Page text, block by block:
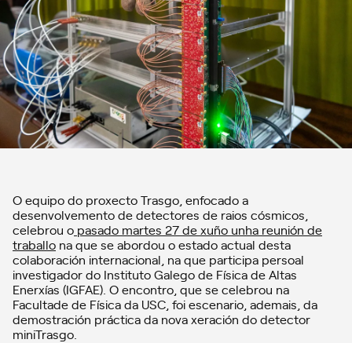
O equipo do proxecto Trasgo, enfocado a
desenvolvemento de detectores de raios cósmicos,
celebrou o pasado martes 27 de xuño unha reunión de
traballo na que se abordou o estado actual desta
colaboración internacional, na que participa persoal
investigador do Instituto Galego de Física de Altas
Enerxías (IGFAE). O encontro, que se celebrou na
Facultade de Física da USC, foi escenario, ademais, da
demostración práctica da nova xeración do detector
miniTrasgo.